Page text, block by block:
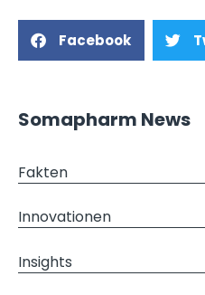
Facebook
Somapharm News
Fakten
Innovationen
Insights